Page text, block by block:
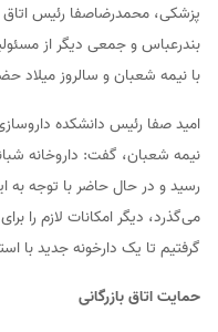
پزشکی، محمدرضاصفا رئیس اتاق
با نیمه شعبان و سالروز
امید صفا رئیس دانشکده
می‌گذرد، دیگر امکانات لازم را
گرفتیم تا یک دارخونه جدید با
حمایت اتاق بازرگانی